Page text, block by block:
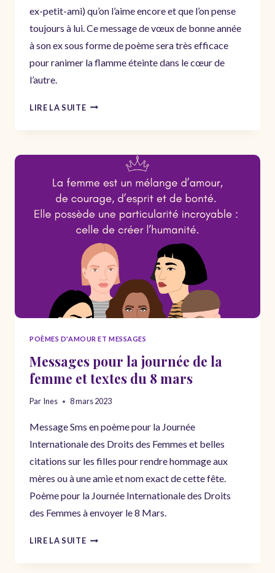
ex-petit-ami) qu’on l’aime encore et que l’on pense
toujours à lui. Ce message de vœux de bonne année
à son ex sous forme de poème sera très efficace
pour ranimer la flamme éteinte dans le cœur de
l’autre.
LIRE LA SUITEPOÈME
APRÈS
UNE
RUPTURE
POÈMES D'AMOUR ET MESSAGES
Messages pour la journée de la
femme et textes du 8 mars
Par Ines 8 mars 2023
Message Sms en poème pour la Journée
Internationale des Droits des Femmes et belles
citations sur les filles pour rendre hommage aux
mères ou à une amie et nom exact de cette fête.
Poème pour la Journée Internationale des Droits
des Femmes à envoyer le 8 Mars.
LIRE LA SUITEMESSAGES